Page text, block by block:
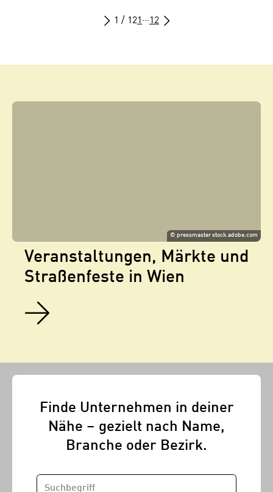
1 / 121 ···12
©pressmaster stock.adobe.com
Veranstaltungen, Märkte und
Straßenfeste in Wien
Finde Unternehmen in deiner
Nähe – gezielt nach Name,
Branche oder Bezirk.
SUCHBEGRIFF